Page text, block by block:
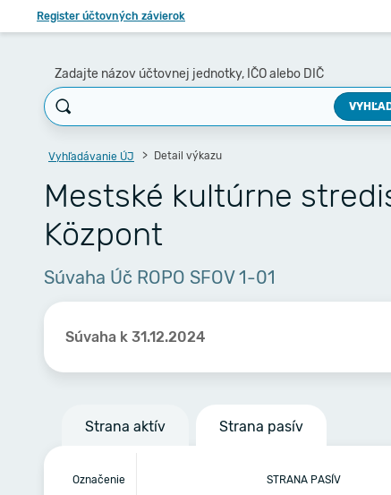
Register účtovných závierok
Zadajte názov účtovnej jednotky, IČO alebo DIČ
Vyhľadávanie ÚJ Detail výkazu
Mestské kultúrne
Központ
Súvaha Úč ROPO SFOV 1-01
Súvaha k 31.12.2024
Strana aktív Strana pasív
Označenie STRANA PASÍV